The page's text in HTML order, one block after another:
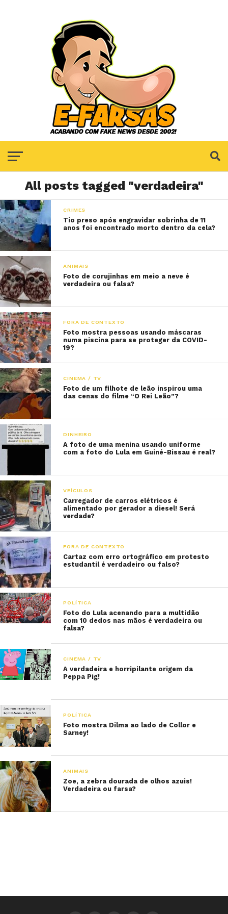
All posts tagged "verdadeira"
CRIMES
Tio preso após engravidar sobrinha de 11
anos foi encontrado morto dentro da cela?
ANIMAIS
Foto de corujinhas em meio a neve é
verdadeira ou falsa?
FORA DE CONTEXTO
Foto mostra pessoas usando máscaras
numa piscina para se proteger da COVID-
19?
CINEMA / TV
Foto de um filhote de leão inspirou uma
das cenas do filme “O Rei Leão”?
DINHEIRO
A foto de uma menina usando uniforme
com a foto do Lula em Guiné-Bissau é real?
VEÍCULOS
Carregador de carros elétricos é
alimentado por gerador a diesel! Será
verdade?
FORA DE CONTEXTO
Cartaz com erro ortográfico em protesto
estudantil é verdadeiro ou falso?
POLÍTICA
Foto do Lula acenando para a multidão
com 10 dedos nas mãos é verdadeira ou
falsa?
CINEMA / TV
A verdadeira e horripilante origem da
Peppa Pig!
POLÍTICA
Foto mostra Dilma ao lado de Collor e
Sarney!
ANIMAIS
Zoe, a zebra dourada de olhos azuis!
Verdadeira ou farsa?